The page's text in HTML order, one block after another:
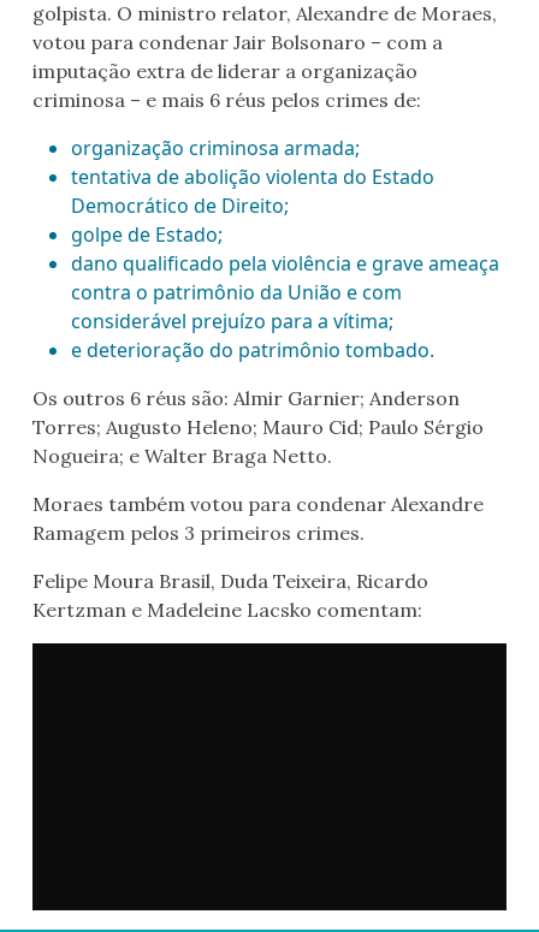
golpista. O ministro relator, Alexandre de Moraes,
votou para condenar Jair Bolsonaro – com a
imputação extra de liderar a organização
criminosa – e mais 6 réus pelos crimes de:
organização criminosa armada;
tentativa de abolição violenta do Estado
Democrático de Direito;
golpe de Estado;
dano qualificado pela violência e grave ameaça
contra o patrimônio da União e com
considerável prejuízo para a vítima;
e deterioração do patrimônio tombado.
Os outros 6 réus são: Almir Garnier; Anderson
Torres; Augusto Heleno; Mauro Cid; Paulo Sérgio
Nogueira; e Walter Braga Netto.
Moraes também votou para condenar Alexandre
Ramagem pelos 3 primeiros crimes.
Felipe Moura Brasil, Duda Teixeira, Ricardo
Kertzman e Madeleine Lacsko comentam: